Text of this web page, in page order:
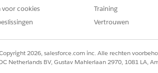
OR
Uitbetaling van voordeel.
cookies
Training
Vertrouwen
2026, salesforce.com inc. Alle rechten
Netherlands BV, Gustav Mahlerlaan 2970, 1081 LA,